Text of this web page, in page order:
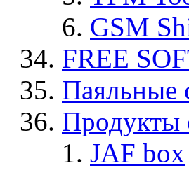
GSM
FREE
Паяльные
Продукты
JAF box